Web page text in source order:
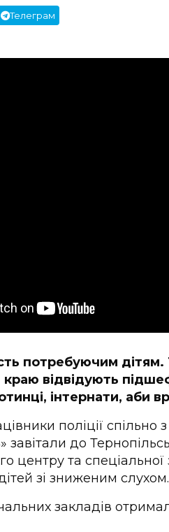
Телеграм
потребуючим дітям.
краю відвідують
інтернати, аби
поліції
завітали до
центру та
зі зниженим слухом.
закладів